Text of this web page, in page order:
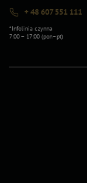
+ 48 607 551 111
*Infolinia czynna
7:00 – 17:00 (pon–pt)